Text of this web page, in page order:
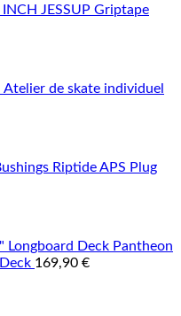
JESSUP Griptape
Atelier de skate individuel
Riptide APS Plug
Pantheon
169,90 €